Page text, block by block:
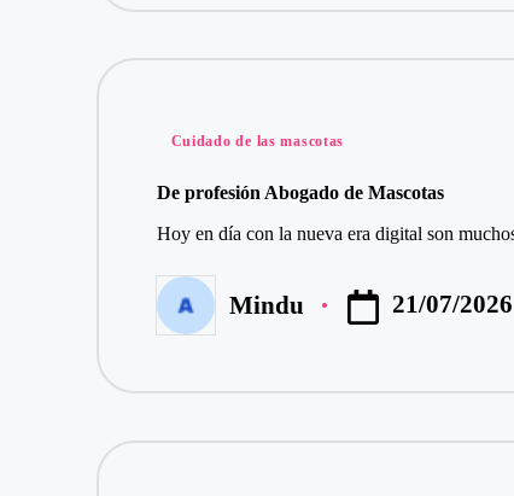
Publicado
Cuidado de las mascotas
De profesión Abogado de Mascotas
Hoy en día con la nueva era digital son
Publicado
por
Mindu 21/07/2026